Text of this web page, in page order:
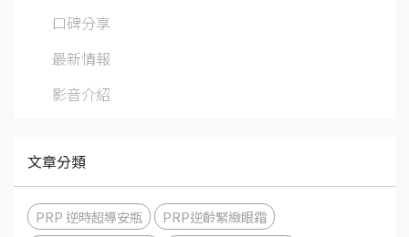
口碑分享
最新情報
影音介紹
文章分類
PRP 逆時超導安瓶
PRP逆齡緊緻眼霜